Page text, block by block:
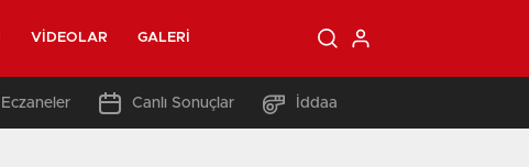
VIDEOLAR GALERI
Eczaneler Canlı Sonuçlar İddaa